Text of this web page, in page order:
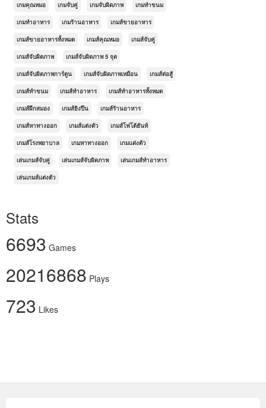
เกมคุณหมอ เกมจับคู่ เกมจับผิดภาพ เกมทำขนม
เกมทำอาหาร เกมร้านอาหาร เกมส์ขายอาหาร
เกมส์ขายอาหารทั้งหมด เกมส์คุณหมอ เกมส์จับคู่
เกมส์จับผิดภาพ เกมส์จับผิดภาพ 5 จุด
เกมส์จับผิดภาพการ์ตูน เกมส์จับผิดภาพเหมือน เกมส์ต่อสู้
เกมส์ทำขนม เกมส์ทำอาหาร เกมส์ทำอาหารทั้งหมด
เกมส์ฝึกสมอง เกมส์ยิงปืน เกมส์ร้านอาหาร
เกมส์หาทางออก เกมส์แต่งตัว เกมส์โฟโต้ฮันท์
เกมส์โรงพยาบาล เกมหาทางออก เกมแต่งตัว
เล่นเกมส์จับคู่ เล่นเกมส์จับผิดภาพ เล่นเกมส์ทำอาหาร
เล่นเกมส์แต่งตัว
Stats
6693 Games
20216868 Plays
723 Likes